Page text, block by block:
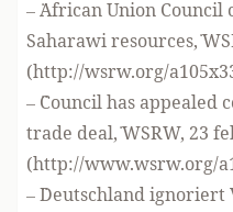
– ¨African Union
Saharawi resources,¨
(http://wsrw.org/
– ¨Council has
trade deal,¨ WSRW, 23
(http://www.wsrw.org/
– ¨Deutschland